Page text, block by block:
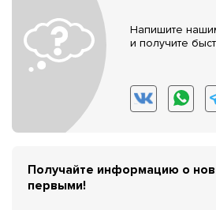
Напишите
и получите
Получайте информацию о
первыми!